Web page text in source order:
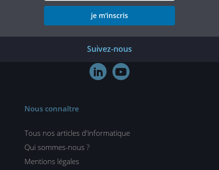
je m'inscris
Suivez-nous
 
Nous connaître
Tous nos articles d'informatique
Qui sommes-nous ?
Mentions légales